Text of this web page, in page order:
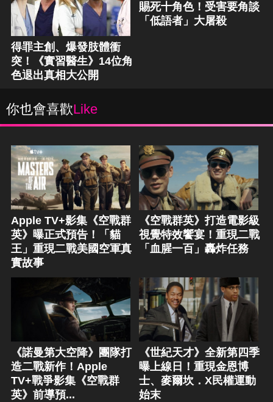
得罪主創、爆發肢體衝
突！《實習醫生》14位角
色退出真相大公開
賜死十角色！受害要角談
「低語者」大屠殺
你也會喜歡Like
Apple TV+影集《空戰群
英》曝正式預告！「貓
王」重現二戰美國空軍真
實故事
《空戰群英》打造電影級
視覺特效饗宴！重現二戰
「血腥一百」轟炸任務
《諾曼第大空降》團隊打
造二戰新作！Apple
TV+戰爭影集《空戰群
英》前導預...
《世紀天才》全新第四季
曝上線日！重現金恩博
士、麥爾坎．X民權運動
始末